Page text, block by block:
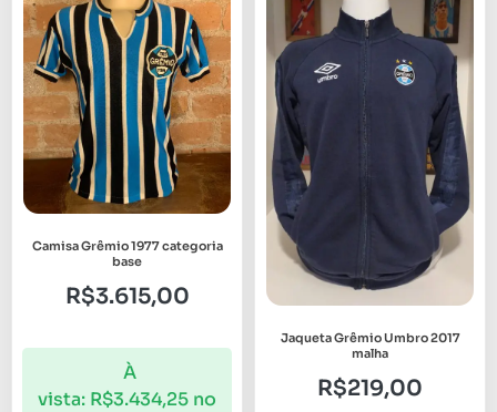
Camisa Grêmio 1977 categoria
base
R$3.615,00
À
vista: R$3.434,25 no
Jaqueta Grêmio Umbro 2017
malha
R$219,00